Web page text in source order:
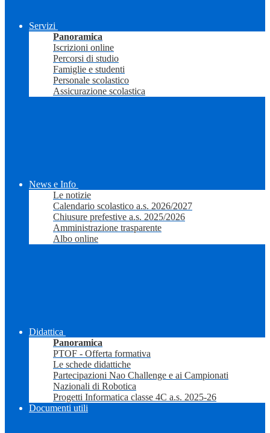
Servizi
Panoramica
Iscrizioni online
Percorsi di studio
Famiglie e studenti
Personale scolastico
Assicurazione scolastica
News e Info
Le notizie
Calendario scolastico a.s. 2026/2027
Chiusure prefestive a.s. 2025/2026
Amministrazione trasparente
Albo online
Didattica
Panoramica
PTOF - Offerta formativa
Le schede didattiche
Partecipazioni Nao Challenge e ai Campionati
Nazionali di Robotica
Progetti Informatica classe 4C a.s. 2025-26
Documenti utili